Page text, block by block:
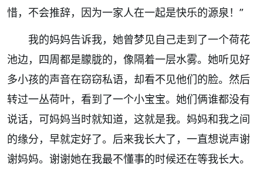
惜，不会推辞，因为一家人在一起是快乐的源泉！”
我的妈妈告诉我，她曾梦见自己走到了一个荷花
池边，四周都是朦胧的，像隔着一层水雾。她听见好
多小孩的声音在窃窃私语，却看不见他们的脸。然后
转过一丛荷叶，看到了一个小宝宝。她们俩谁都没有
说话，可妈妈当时就知道，这就是我。妈妈和我之间
的缘分，早就定好了。后来我长大了，一直想说声谢
谢妈妈。谢谢她在我最不懂事的时候还在等我长大。